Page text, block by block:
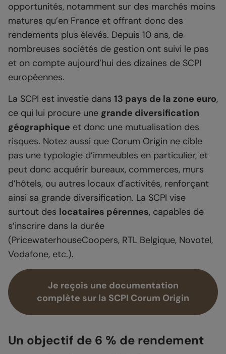
opportunités, notamment sur des marchés moins
matures qu’en France et offrant donc des
rendements plus élevés. Depuis 10 ans, de
nombreuses sociétés de gestion ont suivi le pas
et on compte aujourd’hui des dizaines de SCPI
européennes.
La SCPI est investie dans 13 pays de la zone euro,
ce qui lui procure une grande diversification
géographique et donc une mutualisation des
risques. Notez aussi que Corum Origin ne cible
pas une typologie d’immeubles en particulier, et
peut donc acquérir bureaux, commerces, murs
d’hôtels, ou autres locaux d’activités, renforçant
ainsi sa grande diversification. La SCPI vise
surtout des locataires pérennes, capables de
s’inscrire dans la durée
(PricewaterhouseCoopers, RTL Belgique, Novotel,
Vodafone, etc.).
Je reçois une documentation
complète sur la SCPI Corum Origin
Un objectif de 6 % de rendement